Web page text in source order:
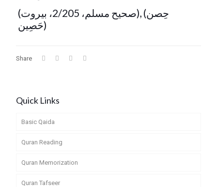
(صحيح مسلم، 2/205، بيروت), (حِصن
حَصِین)
Share
Quick Links
Basic Qaida
Quran Reading
Quran Memorization
Quran Tafseer